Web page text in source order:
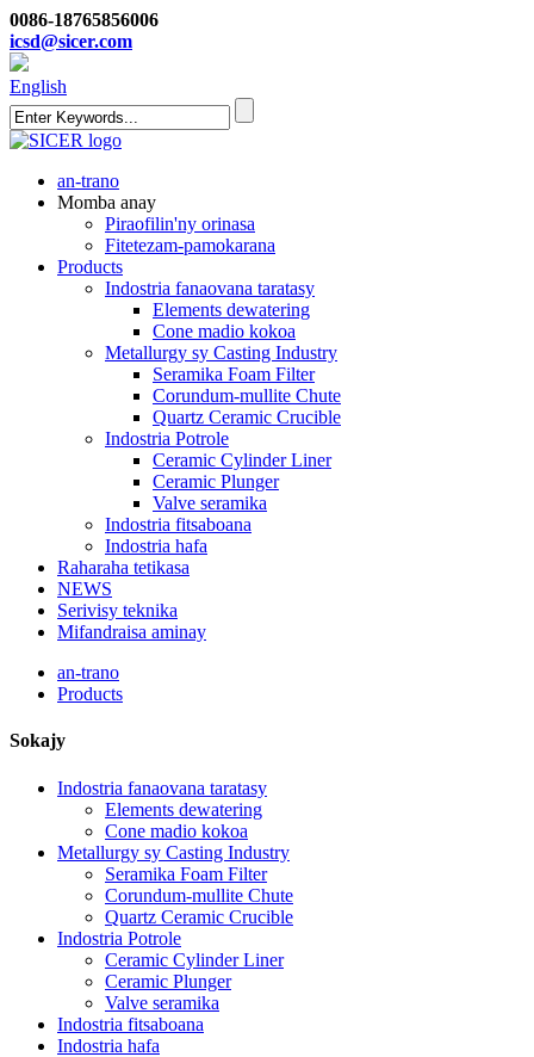
0086-18765856006
icsd@sicer.com
English
an-trano
Momba anay
Piraofilin'ny orinasa
Fitetezam-pamokarana
Products
Indostria fanaovana taratasy
Elements dewatering
Cone madio kokoa
Metallurgy sy Casting Industry
Seramika Foam Filter
Corundum-mullite Chute
Quartz Ceramic Crucible
Indostria Potrole
Ceramic Cylinder Liner
Ceramic Plunger
Valve seramika
Indostria fitsaboana
Indostria hafa
Raharaha tetikasa
NEWS
Serivisy teknika
Mifandraisa aminay
an-trano
Products
Sokajy
Indostria fanaovana taratasy
Elements dewatering
Cone madio kokoa
Metallurgy sy Casting Industry
Seramika Foam Filter
Corundum-mullite Chute
Quartz Ceramic Crucible
Indostria Potrole
Ceramic Cylinder Liner
Ceramic Plunger
Valve seramika
Indostria fitsaboana
Indostria hafa